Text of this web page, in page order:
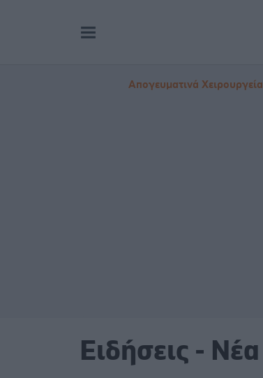
Απογευματινά Χειρουργεία
Ειδήσεις - Νέα